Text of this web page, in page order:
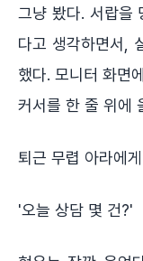
그냥 봤다. 서랍을
다고 생각하면서,
했다. 모니터 화면
커서를 한 줄 위에
퇴근 무렵 아라에
'오늘 상담 몇 건?'